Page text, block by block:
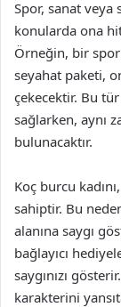
Spor, sanat
konularda ona
Örneğin, bir
seyahat paketi,
çekecektir. Bu
sağlarken, aynı
bulunacaktır.
Koç burcu
sahiptir. Bu
alanına saygı
bağlayıcı
saygınızı
karakterini